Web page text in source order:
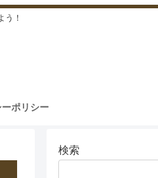
う！
ポリシー
検索